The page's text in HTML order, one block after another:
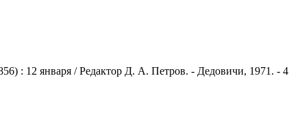
: 12 января / Редактор Д. А. Петров. - Дедовичи, 1971. - 4